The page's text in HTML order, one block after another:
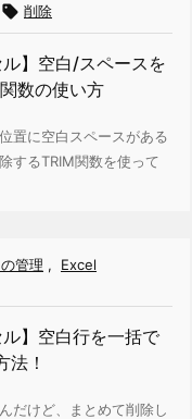
 削除
ル】空白/スペースを
数の使い方
置に空白スペースがある
するTRIM関数を使って
管理 , Excel
ル】空白行を一括で
法！
だけど、まとめて削除し